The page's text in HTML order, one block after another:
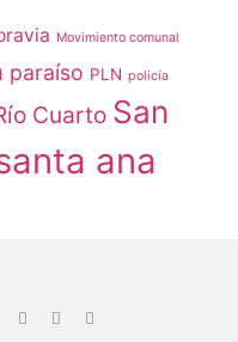
Movimiento comunal
paraíso PLN policía
Cuarto San
ana